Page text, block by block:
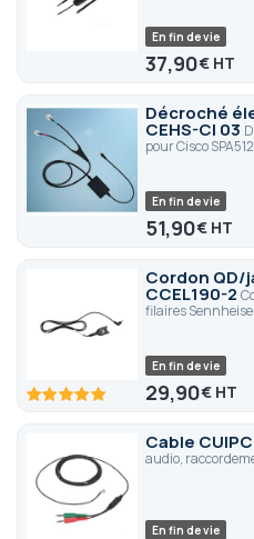
En fin de vie
37,90€
Décroché
CEHS-CI 03
pour Cisco
En fin de vie
51,90€
Cordon QD/
CCEL190-2
filaires
100 100
En fin de vie
29,90€
Cable
audio,
En fin de vie